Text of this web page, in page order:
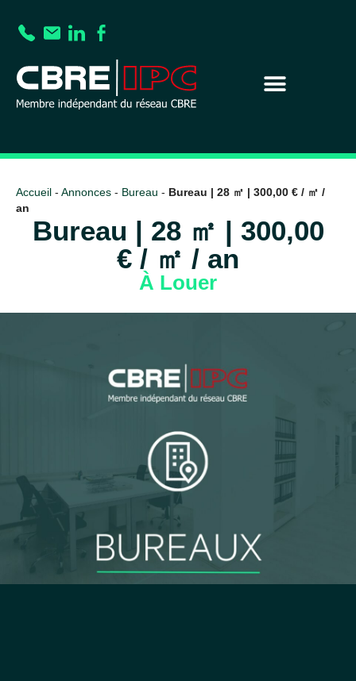
Accueil - Annonces - Bureau - Bureau | 28 ㎡ | 300,00 € / ㎡ /
an
Bureau | 28 ㎡ | 300,00
€ / ㎡ / an
À Louer